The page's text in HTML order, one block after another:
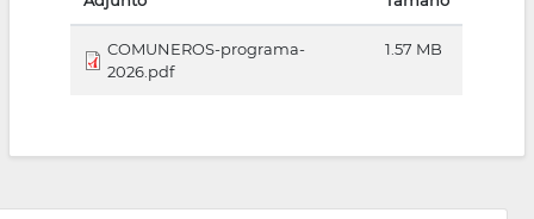
COMUNEROS-programa-
2026.pdf
1.57 MB